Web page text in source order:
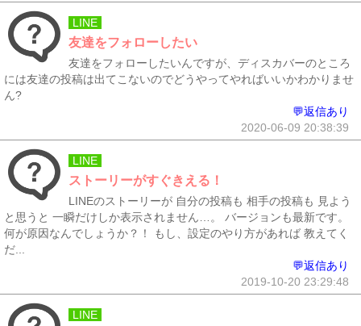
LINE
友達をフォローしたい
友達をフォローしたいんですが、ディスカバーのところ
には友達の投稿は出てこないのでどうやってやればいいかわかりませ
ん?
💬返信あり
2020-06-09 20:38:39
LINE
ストーリーがすぐきえる！
LINEのストーリーが 自分の投稿も 相手の投稿も 見よう
と思うと 一瞬だけしか表示されません…。 バージョンも最新です。
何が原因なんでしょうか？！ もし、設定のやり方があれば 教えてく
だ...
💬返信あり
2019-10-20 23:29:48
LINE